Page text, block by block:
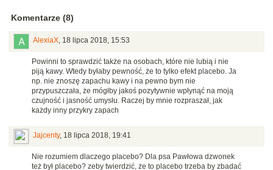
Komentarze (8)
AlexiaX, 18 lipca 2018, 15:53
Powinni to sprawdzić także na osobach, które nie lubią i nie
piją kawy. Wtedy byłaby pewność, że to tylko efekt placebo. Ja
np. nie znoszę zapachu kawy i na pewno bym nie
przypuszczała, że mógłby jakoś pozytywnie wpłynąć na moją
czujność i jasność umysłu. Raczej by mnie rozpraszał, jak
każdy inny przykry zapach
Jajcenty, 18 lipca 2018, 19:41
Nie rozumiem dlaczego placebo? Dla psa Pawłowa dzwonek
też był placebo? zeby twierdzić, że to placebo trzeba by zbadać